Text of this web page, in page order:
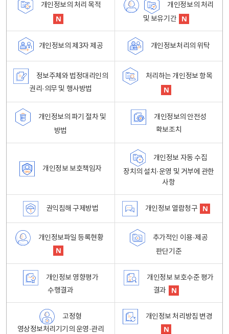
개인정보의 처리 목적
개인정보의 처리
및 보유기간
개인정보의 제3자 제공 개인정보처리의 위탁
정보주체와 법정대리인의
권리·의무 및 행사방법
처리하는 개인정보 항목
개인정보의 파기 절차 및
방법
개인정보의 안전성
확보조치
개인정보 보호책임자
개인정보 자동 수집
장치의 설치·운영 및 거부에 관한
사항
권익침해 구제방법 개인정보 열람청구
개인정보파일 등록현황
추가적인 이용·제공
판단기준
개인정보 영향평가
수행결과
개인정보 보호수준 평가
결과
고정형
영상정보처리기기의 운영·관리
개인정보 처리방침 변경